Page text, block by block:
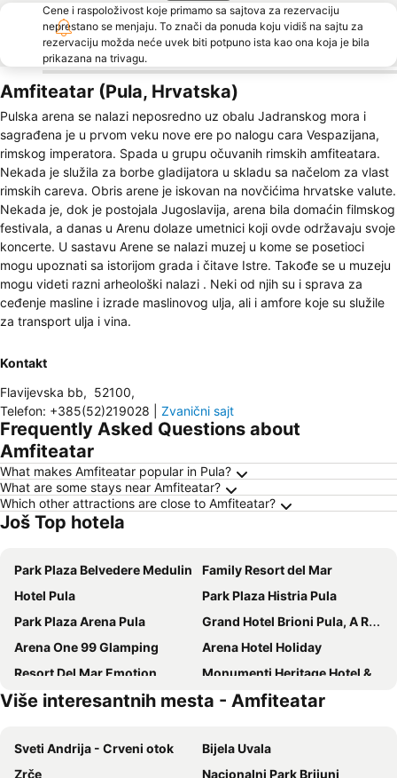
Cene i raspoloživost koje primamo sa sajtova za rezervaciju
neprestano se menjaju. To znači da ponuda koju vidiš na sajtu za
rezervaciju možda neće uvek biti potpuno ista kao ona koja je bila
prikazana na trivagu.
Amfiteatar (Pula, Hrvatska)
Pulska arena se nalazi neposredno uz obalu Jadranskog mora i
sagrađena je u prvom veku nove ere po nalogu cara Vespazijana,
rimskog imperatora. Spada u grupu očuvanih rimskih amfiteatara.
Nekada je služila za borbe gladijatora u skladu sa načelom za vlast
rimskih careva. Obris arene je iskovan na novčićima hrvatske valute.
Nekada je, dok je postojala Jugoslavija, arena bila domaćin filmskog
festivala, a danas u Arenu dolaze umetnici koji ovde održavaju svoje
koncerte. U sastavu Arene se nalazi muzej u kome se posetioci
mogu upoznati sa istorijom grada i čitave Istre. Takođe se u muzeju
mogu videti razni arheološki nalazi . Neki od njih su i sprava za
ceđenje masline i izrade maslinovog ulja, ali i amfore koje su služile
za transport ulja i vina.
Kontakt
Flavijevska bb, 52100,
Telefon: +385(52)219028 Zvanični sajt
Frequently Asked Questions about
Amfiteatar
What makes Amfiteatar popular in Pula?
What are some stays near Amfiteatar?
Which other attractions are close to Amfiteatar?
Još Top hotela
Park Plaza Belvedere Medulin
Family Resort del Mar
Hotel Pula
Park Plaza Histria Pula
Park Plaza Arena Pula
Grand Hotel Brioni Pula, A Radisson Collection Hotel
Arena One 99 Glamping
Arena Hotel Holiday
Resort Del Mar Emotion
Monumenti Heritage Hotel & Resort
Hotel Galija
Hotel Veli Jože
Cinema House Single & Double Rooms & Studio Apartments
Ribarska Koliba Resort
Više interesantnih mesta - Amfiteatar
Sveti Andrija - Crveni otok
Bijela Uvala
Zrče
Nacionalni Park Brijuni